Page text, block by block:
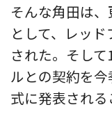
そんな角田は
として、レッ
された。そし
ルとの契約を
式に発表される